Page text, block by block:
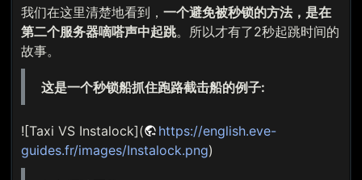
我们在这里清楚地看到， 一个避免被秒锁的方法，是在
第二个服务器嘀嗒声中起跳。所以才有了2秒起跳时间的
故事。
这是一个秒锁船抓住跑路截击船的例子:
![Taxi VS Instalock](
https://english.eve-
guides.fr/images/Instalock.png)